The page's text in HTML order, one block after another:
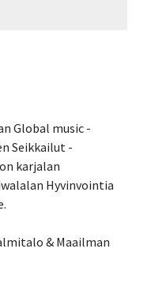
Global music -
Seikkailut -
karjalan
Hyvinvointia
& Maailman